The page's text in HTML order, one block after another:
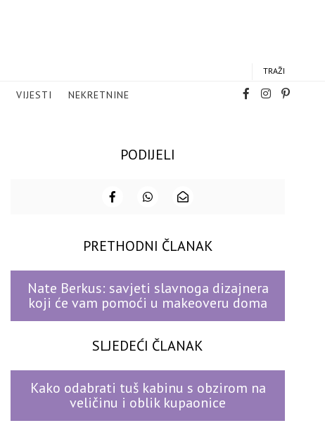
TRAŽI
VIJESTI NEKRETNINE
PODIJELI
PRETHODNI ČLANAK
Nate Berkus: savjeti slavnoga dizajnera
koji će vam pomoći u makeoveru doma
SLJEDEĆI ČLANAK
Kako odabrati tuš kabinu s obzirom na
veličinu i oblik kupaonice